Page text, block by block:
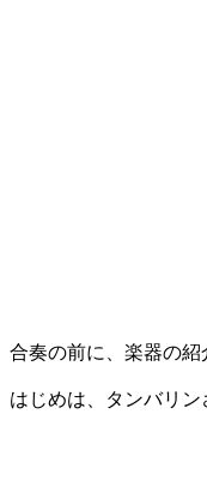
合奏の前に、楽器の紹
はじめは、タンバ